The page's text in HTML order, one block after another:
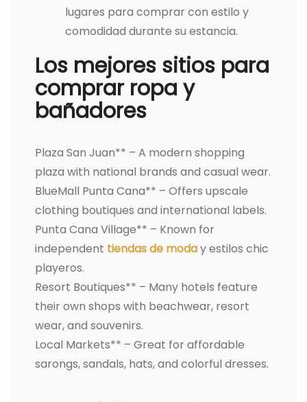
lugares para comprar con estilo y
comodidad durante su estancia.
Los mejores sitios para
comprar ropa y
bañadores
Plaza San Juan** – A modern shopping
plaza with national brands and casual wear.
BlueMall Punta Cana** – Offers upscale
clothing boutiques and international labels.
Punta Cana Village** – Known for
independent tiendas de moday estilos chic
playeros.
Resort Boutiques** – Many hotels feature
their own shops with beachwear, resort
wear, and souvenirs.
Local Markets** – Great for affordable
sarongs, sandals, hats, and colorful dresses.